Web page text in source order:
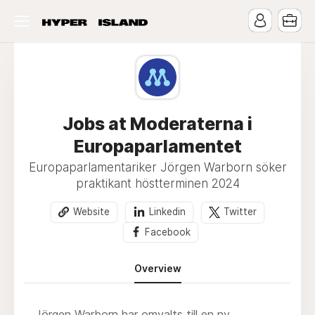
Jobs at Moderaterna i
Europaparlamentet
Europaparlamentariker Jörgen Warborn söker
praktikant höstterminen 2024
Website Linkedin
Twitter
Facebook
Overview